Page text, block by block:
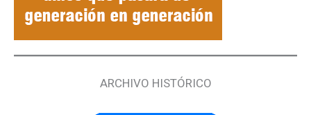
ARCHIVO HISTÓRICO